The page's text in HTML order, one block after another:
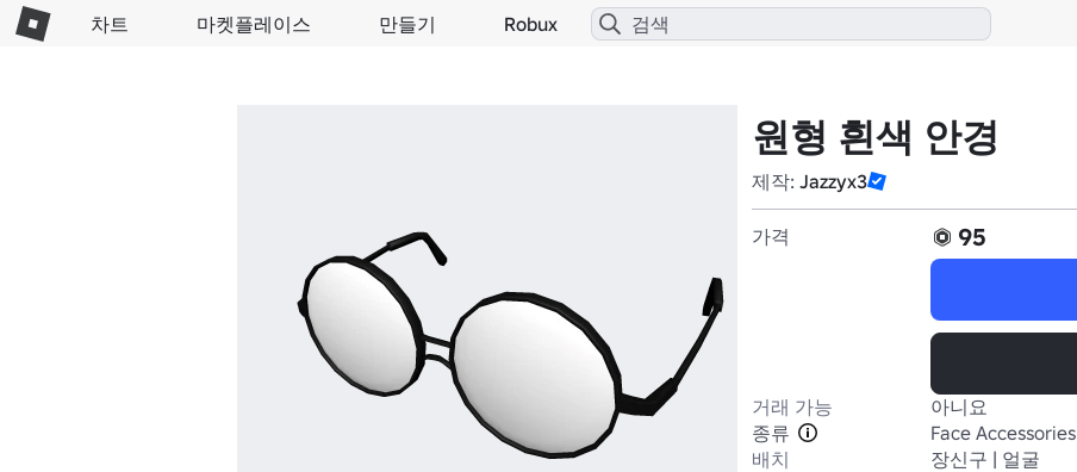
차트 마켓플레이스 만들기 Robux
원형 흰색 안경
제작: Jazzyx3
가격
95
거래 가능
아니요
종류
Face Accessories
배치
장신구 | 얼굴